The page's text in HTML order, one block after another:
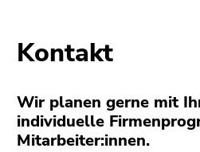
Kontakt
Wir planen gerne mit
individuelle
Mitarbeiter:innen.